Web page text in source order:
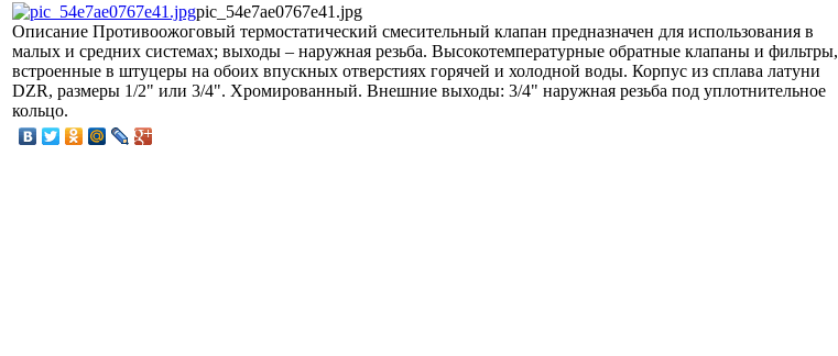
pic_54e7ae0767e41.jpg
Описание Противоожоговый термостатический смесительный клапан предназначен для использования в
малых и средних системах; выходы – наружная резьба. Высокотемпературные обратные клапаны и фильтры,
встроенные в штуцеры на обоих впускных отверстиях горячей и холодной воды. Корпус из сплава латуни
DZR, размеры 1/2" или 3/4". Хромированный. Внешние выходы: 3/4" наружная резьба под уплотнительное
кольцо.